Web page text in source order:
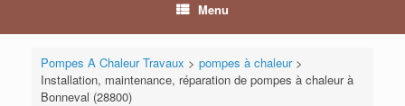
Menu
Pompes A Chaleur Travaux > pompes à chaleur>
Installation, maintenance, réparation de pompes à chaleur à
Bonneval (28800)